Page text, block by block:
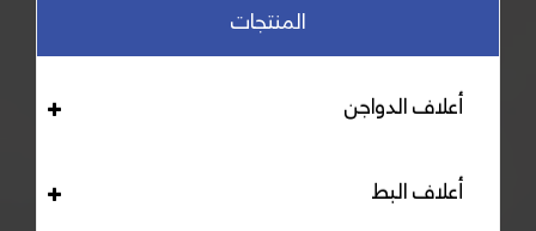
المنتجات
أعلاف الدواجن
أعلاف البط